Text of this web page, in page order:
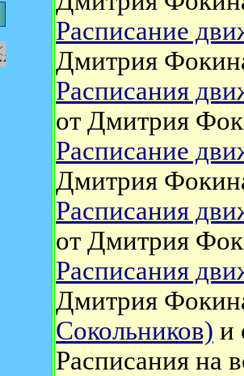
Расписание
Дмитрия
Расписания
от Дмитрия
Расписание
Дмитрия
Расписания
от Дмитрия
Расписания
Дмитрия
Сокольников) и
Расписания на